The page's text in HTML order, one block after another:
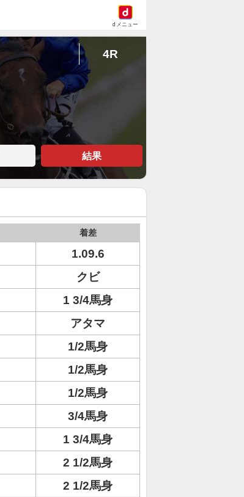
dメニュー
4R
結果
着差
1.09.6
クビ
1 3/4馬身
アタマ
1/2馬身
1/2馬身
1/2馬身
3/4馬身
1 3/4馬身
2 1/2馬身
2 1/2馬身